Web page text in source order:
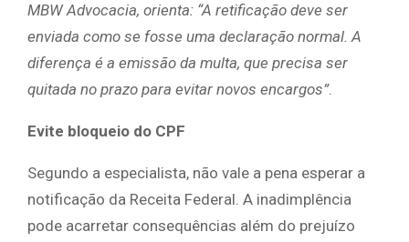
MBW Advocacia, orienta: “A retificação deve ser
enviada como se fosse uma declaração normal. A
diferença é a emissão da multa, que precisa ser
quitada no prazo para evitar novos encargos”.
Evite bloqueio do CPF
Segundo a especialista, não vale a pena esperar a
notificação da Receita Federal. A inadimplência
pode acarretar consequências além do prejuízo